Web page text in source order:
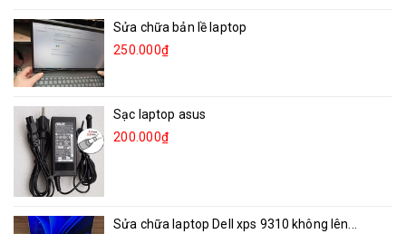
Sửa chữa bản lề laptop
250.000₫
Sạc laptop asus
200.000₫
Sửa chữa laptop Dell xps 9310 không lên...